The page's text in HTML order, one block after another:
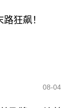
狂飙！
08-04